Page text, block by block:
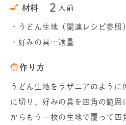
材料 2 人前
・うどん生地（関連レシピ参
・好みの具…適量
作り方
うどん生地をラザニアのよう
に切り、好みの具を四角の範囲
からもう一枚の生地で覆って四